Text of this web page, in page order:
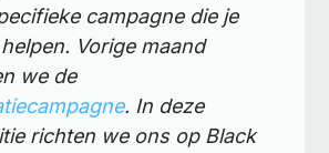
campagne die je
Vorige maand
we de
. In deze
richten we ons op Black